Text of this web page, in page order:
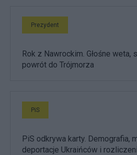
Prezydent
Rok z Nawrockim. Głośne weta,
powrót do Trójmorza
PiS
PiS odkrywa karty. Demografia,
deportacje Ukraińców i